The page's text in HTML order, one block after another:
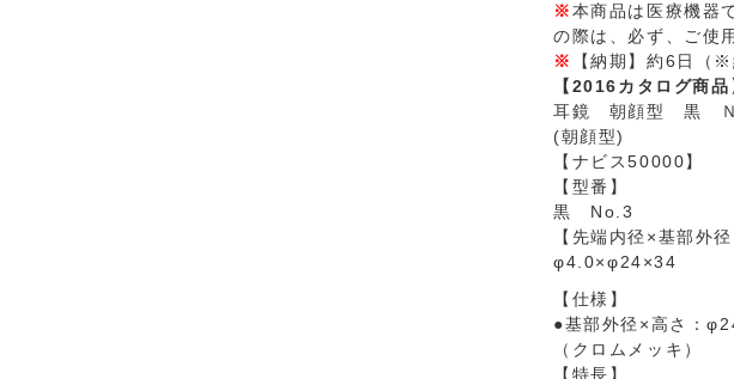
※本商品は医療機器
の際は、必ず、ご使
※
【納期】約6日（
【2016カタログ商品
耳鏡 朝顔型 黒 Ｎ
(朝顔型)
【ナビス50000】
【型番】
黒 No.3
【先端内径×基部外
φ4.0×φ24×34
【仕様】
●基部外径×高さ：
（クロムメッキ）
【特長】